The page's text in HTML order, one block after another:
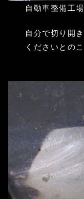
自動車整備工
自分で切り開
くださいとの